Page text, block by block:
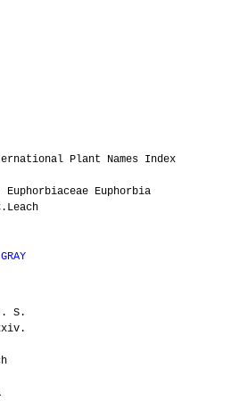
Plant Names Index
Euphorbiaceae Euphorbia
GRAY
S.